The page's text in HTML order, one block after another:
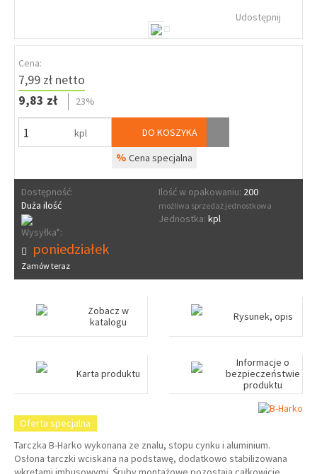
Udostępnij
Cena:
7,99 zł netto
9,83 zł
23%
kpl DO KOSZYKA
% Cena specjalna
Dostępność:
Duża ilość
Ilość w opakowaniu: 200
możliwa sprzedaż jednostkowa
Jednostka: kpl
Wysyłka*:
poniedziałek
Zamów teraz
Zobacz w
katalogu
Rysunek, opis
Karta produktu
Informacje o
bezpieczeństwie
produktu
Oferta specjalna
Tarczka B-Harko wykonana ze znalu, stopu cynku i aluminium.
Osłona tarczki wciskana na podstawę, dodatkowo stabilizowana